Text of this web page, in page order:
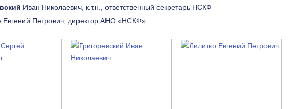
Иван Николаевич, к.т.н., ответственный секретарь НСКФ
Евгений Петрович, директор АНО «НСКФ»